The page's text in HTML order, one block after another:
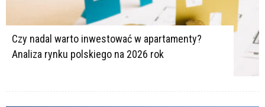
Czy nadal warto inwestować w apartamenty?
Analiza rynku polskiego na 2026 rok